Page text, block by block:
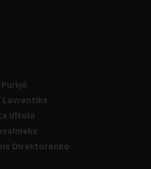
Lavrentiks
Vītola
Direktorenko